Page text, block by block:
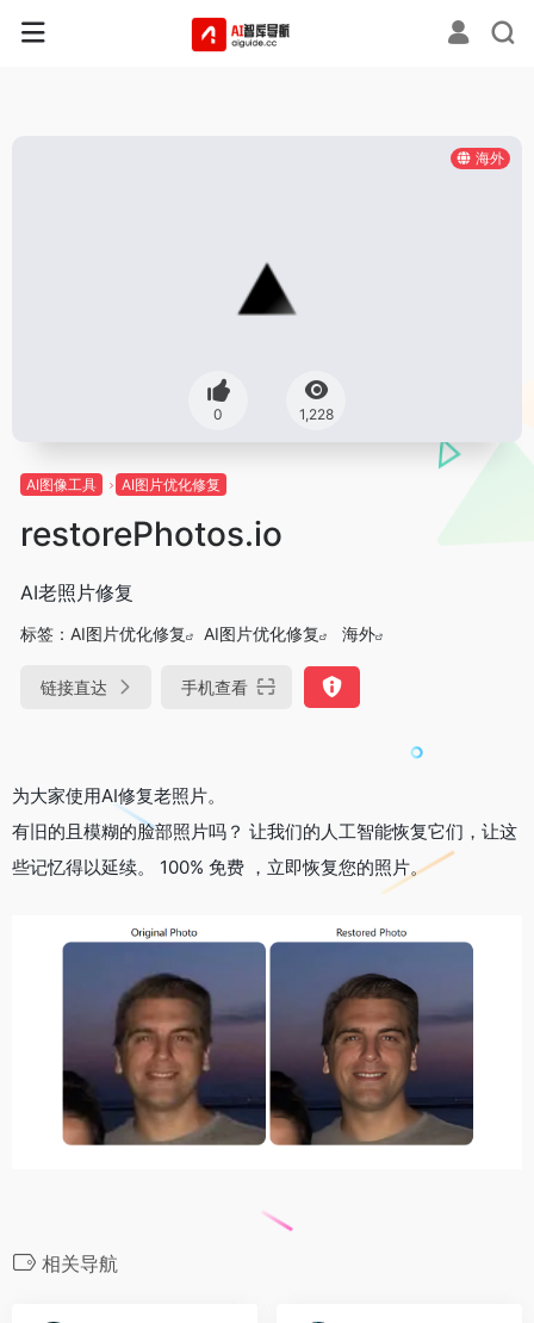
海外
0 1,228
AI图像工具 AI图片优化修复
restorePhotos.io
AI老照片修复
标签： AI图片优化修复 AI图片优化修复 海外
链接直达 手机查看
为大家使用AI修复老照片。
有旧的且模糊的脸部照片吗？ 让我们的人工智能恢复它们，让这
些记忆得以延续。 100% 免费 ，立即恢复您的照片。
相关导航